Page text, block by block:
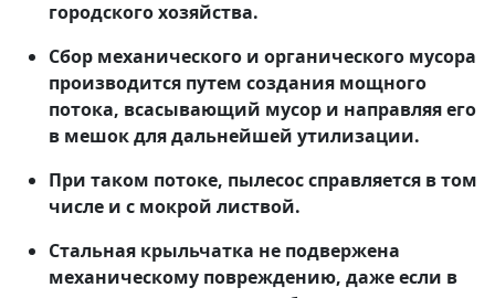
городского хозяйства.
Cбор механического и органического мусора
производится путем создания мощного
потока, всасывающий мусор и направляя его
в мешок для дальнейшей утилизации.
При таком потоке, пылесос справляется в том
числе и с мокрой листвой.
Стальная крыльчатка не подвержена
механическому повреждению, даже если в